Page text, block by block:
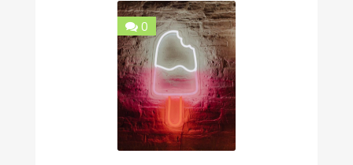
0